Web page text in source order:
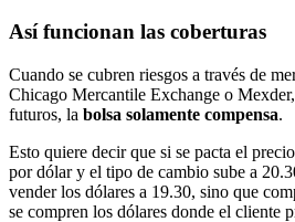
Así funcionan las coberturas
Cuando se cubren riesgos a través de
Chicago Mercantile Exchange o
futuros, la bolsa solamente compensa.
Esto quiere decir que si se pacta el
por dólar y el tipo de cambio sube a
vender los dólares a 19.30, sino que
se compren los dólares donde el cliente